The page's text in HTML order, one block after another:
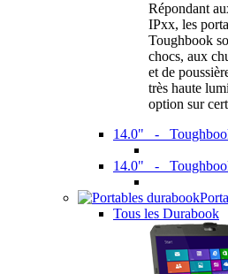
Répondant
IPxx, les
Toughbook
chocs, aux
et de
très haute
option sur
14.0" -
14.0" -
Tous les Durabook